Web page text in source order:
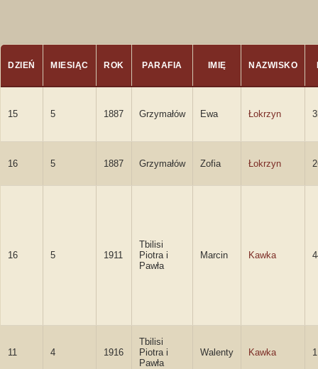
DZIEŃ MIESIĄC ROK PARAFIA IMIĘ NAZWISKO
15 5 1887 Grzymałów Ewa Łokrzyn
16 5 1887 Grzymałów Zofia Łokrzyn
16 5 1911
Tbilisi
Piotra i
Pawła
Marcin Kawka
11 4 1916
Tbilisi
Piotra i
Pawła
Walenty Kawka